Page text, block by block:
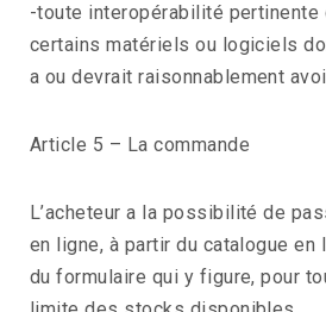
-toute interopérabilité pertinente
certains matériels ou logiciels
a ou devrait raisonnablement
Article 5 – La commande
L’acheteur a la possibilité de
en ligne, à partir du catalogue en
du formulaire qui y figure, pour